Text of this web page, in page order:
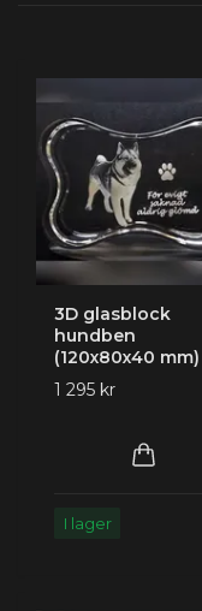
3D glasblock
hundben
(120x80x40 mm)
1 295 kr
I lager